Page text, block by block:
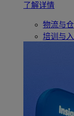
了解详情
物流与
培训与